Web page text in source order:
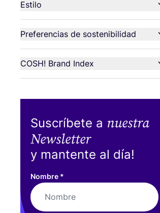
Estilo
Preferencias de sostenibilidad
COSH! Brand Index
Suscríbete a nuestra
Newsletter
y mantente al día!
Nombre *